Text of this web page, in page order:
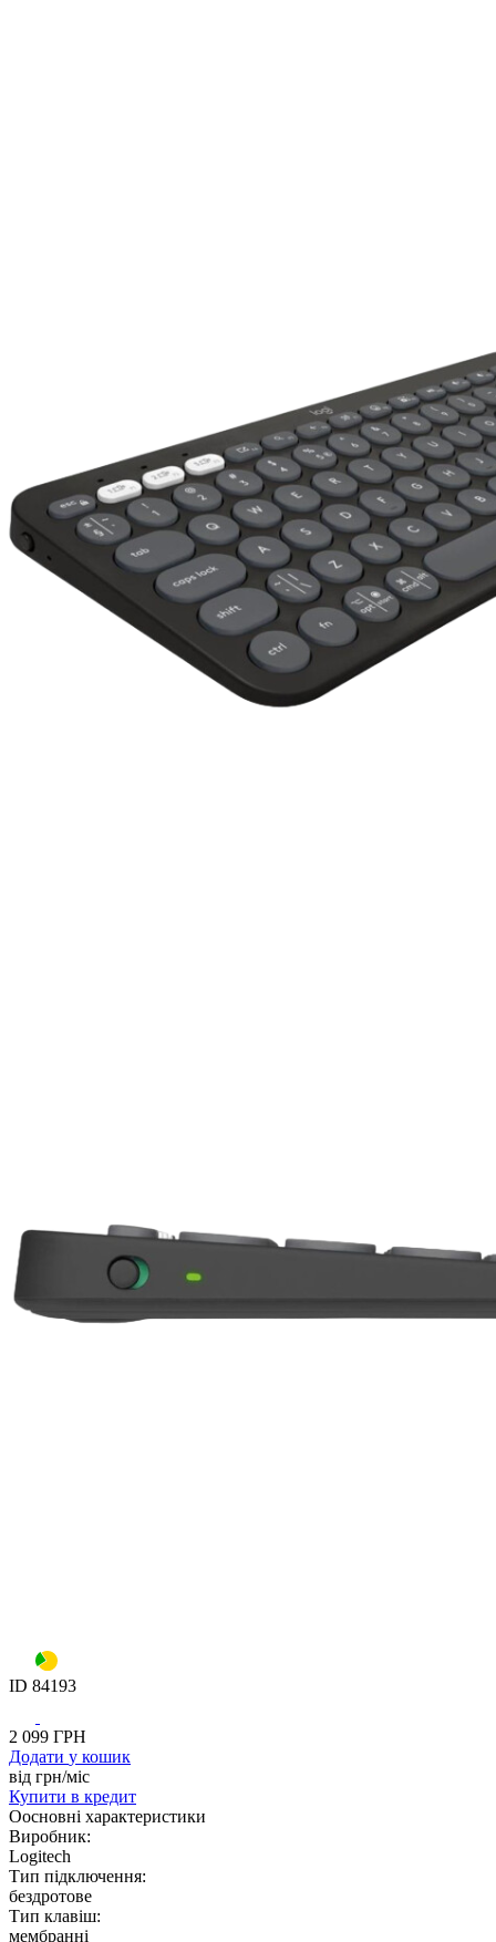
ID 84193
2 099 ГРН
Додати у кошик
від грн/мiс
Купити в кредит
Оосновні характеристики
Виробник:
Logitech
Тип підключення:
бездротове
Тип клавіш:
мембранні